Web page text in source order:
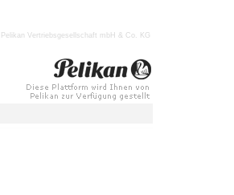
Vertriebsgesellschaft mbH & Co. KG